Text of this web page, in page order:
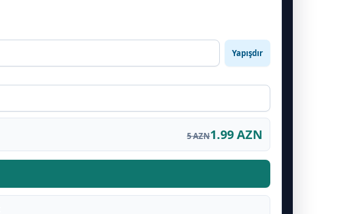
Yapışdır
5 AZN1.99 AZN